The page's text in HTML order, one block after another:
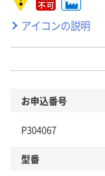
アイコンの説明
お申込番号
P304067
型番